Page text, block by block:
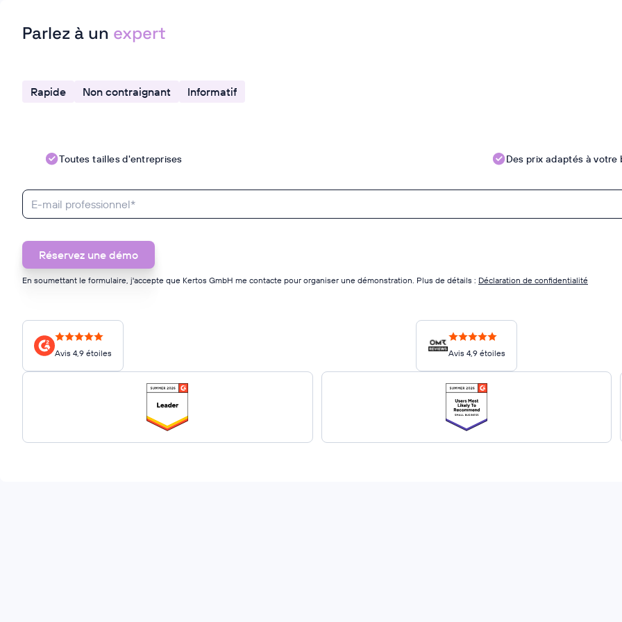
Parlez à un expert
Rapide Non contraignant Informatif
Toutes tailles d'entreprises Des prix adaptés à votre
En soumettant le formulaire, j'accepte que Kertos GmbH me contacte pour organiser une démonstration. Plus de détails : Déclaration de confidentialité
Avis 4,9 étoiles Avis 4,9 étoiles